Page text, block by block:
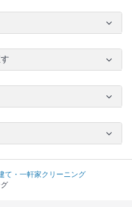
て・一軒家クリーニング